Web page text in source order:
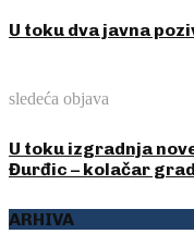
U toku dva javna
sledeća objava
U toku izgradnja
Đurđic – kolačar
ARHIVA